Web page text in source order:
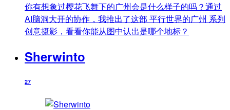
你有想象过樱花飞舞下的广州会是什么样子的吗？通过
AI脑洞大开的协作，我推出了这部 平行世界的广州 系列
创意摄影，看看你能从图中认出是哪个地标？
Sherwinto
27